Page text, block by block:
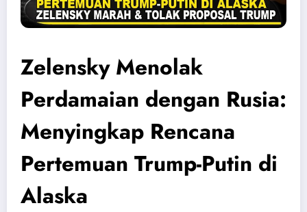
Zelensky Menolak
Perdamaian dengan Rusia:
Menyingkap Rencana
Pertemuan Trump-Putin di
Alaska